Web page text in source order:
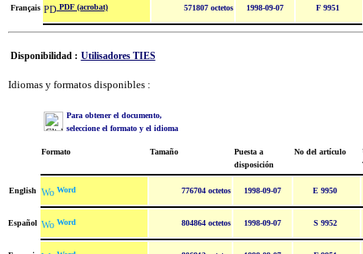
Français PDF (acrobat) 571807 octetos 1998-09-07 F 9951
Disponibilidad : Utilisadores TIES
Idiomas y formatos disponibles :
Para obtener el documento,
seleccione el formato y el idioma
Formato Tamaño
Puesta a
disposición
No del artículo
English Word 776704 octetos 1998-09-07 E 9950
Español Word 804864 octetos 1998-09-07 S 9952